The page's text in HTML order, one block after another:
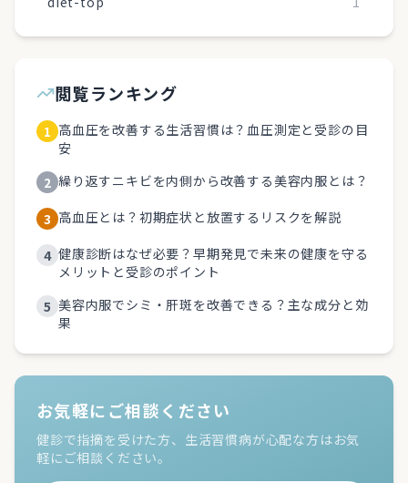
閲覧ランキング
1 高血圧を改善する生活習慣は？血圧測定と受診の目
安
2 繰り返すニキビを内側から改善する美容内服とは？
3 高血圧とは？初期症状と放置するリスクを解説
4 健康診断はなぜ必要？早期発見で未来の健康を守る
メリットと受診のポイント
5 美容内服でシミ・肝斑を改善できる？主な成分と効
果
お気軽にご相談ください
健診で指摘を受けた方、生活習慣病が心配な方はお気
軽にご相談ください。